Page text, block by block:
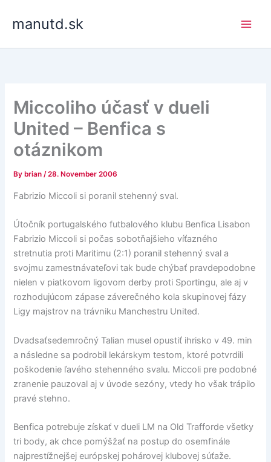
manutd.sk
Miccoliho účasť v dueli
United – Benfica s
otáznikom
By brian/28. November 2006
Fabrizio Miccoli si poranil stehenný sval.
Útočník portugalského futbalového klubu Benfica Lisabon
Fabrizio Miccoli si počas sobotňajšieho víťazného
stretnutia proti Maritimu (2:1) poranil stehenný sval a
svojmu zamestnávateľovi tak bude chýbať pravdepodobne
nielen v piatkovom ligovom derby proti Sportingu, ale aj v
rozhodujúcom zápase záverečného kola skupinovej fázy
Ligy majstrov na trávniku Manchestru United.
Dvadsaťsedemročný Talian musel opustiť ihrisko v 49. min
a následne sa podrobil lekárskym testom, ktoré potvrdili
poškodenie ľavého stehenného svalu. Miccoli pre podobné
zranenie pauzoval aj v úvode sezóny, vtedy ho však trápilo
pravé stehno.
Benfica potrebuje získať v dueli LM na Old Trafforde všetky
tri body, ak chce pomýšžať na postup do osemfinále
najprestížnejšej európskej pohárovej klubovej súťaže.